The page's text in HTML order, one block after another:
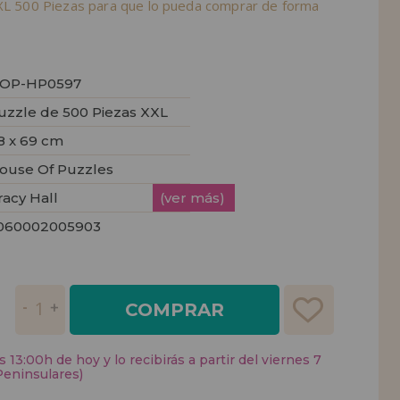
500 Piezas para que lo pueda comprar de forma
HP0597
de 500 Piezas XXL
x 69 cm
Of Puzzles
Hall
(ver más)
COMPRAR
13:00h de hoy y lo recibirás a partir del viernes 7